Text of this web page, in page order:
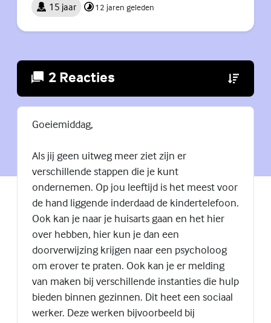
15 jaar 12 jaren geleden
2 Reacties (Externe
Goeiemiddag,
Als jij geen uitweg meer ziet zijn er
verschillende stappen die je kunt
ondernemen. Op jou leeftijd is het meest voor
de hand liggende inderdaad de kindertelefoon.
Ook kan je naar je huisarts gaan en het hier
over hebben, hier kun je dan een
doorverwijzing krijgen naar een psycholoog
om erover te praten. Ook kan je er melding
van maken bij verschillende instanties die hulp
bieden binnen gezinnen. Dit heet een sociaal
werker. Deze werken bijvoorbeeld bij